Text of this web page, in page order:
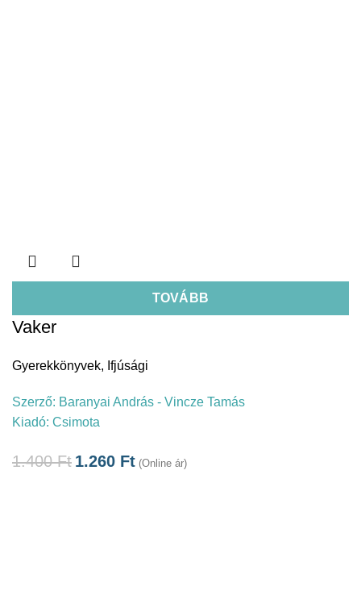
TOVÁBB
Vaker
Gyerekkönyvek, Ifjúsági
Szerző: Baranyai András - Vincze Tamás
Kiadó: Csimota
1.400Ft 1.260 Ft (Online ár)